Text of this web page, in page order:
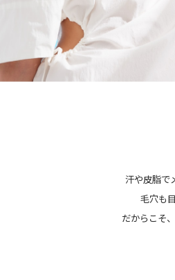
汗や皮脂で
毛穴も
だからこそ